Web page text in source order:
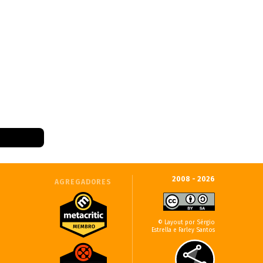
2008 - 2026
© Layout por Sérgio
Estrella e Farley Santos
AGREGADORES